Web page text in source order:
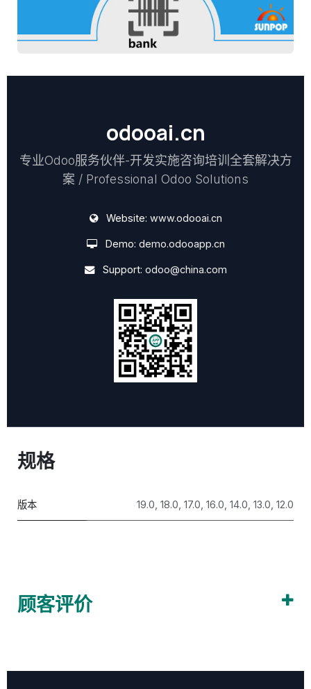
odooai.cn
专业Odoo服务伙伴-开发实施咨询培训全套解决方
案 / Professional Odoo Solutions
Website: www.odooai.cn
Demo: demo.odooapp.cn
Support: odoo@china.com
规格
版本 19.0 18.0 17.0 16.0 14.0 13.0 12.0
顾客评价